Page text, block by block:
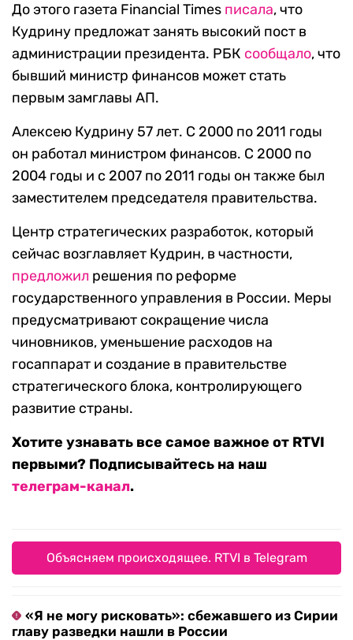
До этого газета Financial Times писала, что
Кудрину предложат занять высокий пост в
администрации президента. РБК сообщало, что
бывший министр финансов может стать
первым замглавы АП.
Алексею Кудрину 57 лет. С 2000 по 2011 годы
он работал министром финансов. С 2000 по
2004 годы и с 2007 по 2011 годы он также был
заместителем председателя правительства.
Центр стратегических разработок, который
сейчас возглавляет Кудрин, в частности,
предложил решения по реформе
государственного управления в России. Меры
предусматривают сокращение числа
чиновников, уменьшение расходов на
госаппарат и создание в правительстве
стратегического блока, контролирующего
развитие страны.
Хотите узнавать все самое важное от RTVI
первыми? Подписывайтесь на наш
телеграм-канал.
Объясняем происходящее. RTVI в Telegram
«Я не могу рисковать»: сбежавшего из Сирии
главу разведки нашли в России